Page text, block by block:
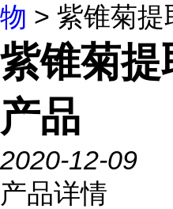
物 > 紫锥菊提
紫锥菊
产品
2020-12-09
产品详情